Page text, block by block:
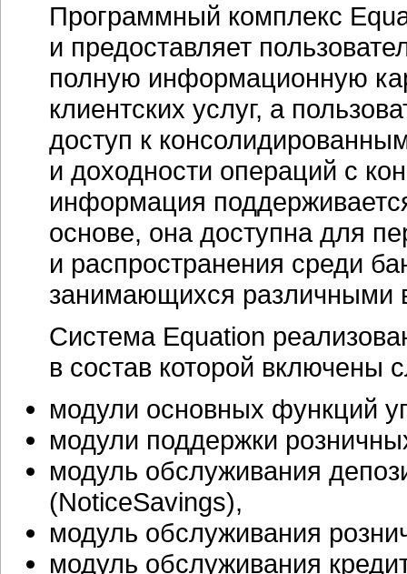
Программный комплекс
и предоставляет
полную информационную
клиентских услуг, а
доступ к
и доходности операций с
информация
основе, она доступна для
и распространения среди
занимающихся различными
Система Equation
в состав которой
модули основных функций
модули поддержки
модуль обслуживания
(NoticeSavings),
модуль обслуживания
модуль обслуживания